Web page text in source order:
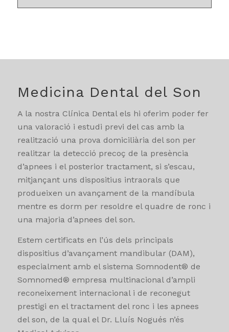
Medicina Dental del Son
A la nostra Clínica Dental els hi oferim poder fer
una valoració i estudi previ del cas amb la
realització una prova domiciliària del son per
realitzar la detecció precoç de la presència
d’apnees i el posterior tractament, si s’escau,
mitjançant uns dispositius intraorals que
produeixen un avançament de la mandíbula
mentre es dorm per resoldre el quadre de ronc i
una majoria d’apnees del son.
Estem certificats en l’ús dels principals
dispositius d’avançament mandibular (DAM),
especialment amb el sistema Somnodent® de
Somnomed® empresa multinacional d’ampli
reconeixement internacional i de reconegut
prestigi en el tractament del ronc i les apnees